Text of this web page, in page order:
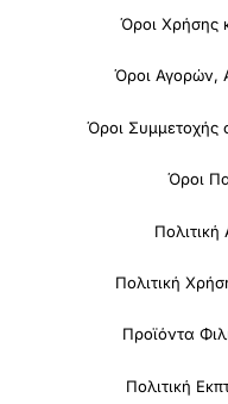
Όροι Χρήσης
Όροι Αγορών,
Όροι Συμμετοχής
Όροι
Πολιτική
Προϊόντα
Πολιτική